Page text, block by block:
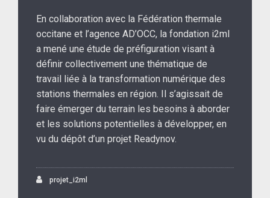
En collaboration avec la Fédération thermale
occitane et l’agence AD’OCC, la fondation i2ml
a mené une étude de préfiguration visant à
définir collectivement une thématique de
travail liée à la transformation numérique des
stations thermales en région. Il s’agissait de
faire émerger du terrain les besoins à aborder
et les solutions potentielles à développer, en
vu du dépôt d’un projet Readynov.
projet_i2ml